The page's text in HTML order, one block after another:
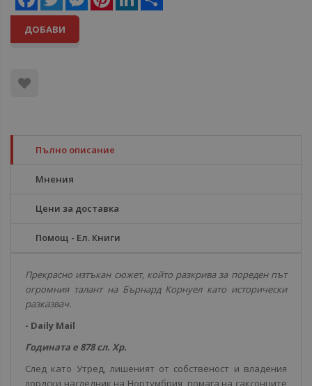
ДОБАВИ
Пълно описание
Мнения
Цени за доставка
Помощ - Ел. Книги
Прекрасно изтъкан сюжет, който разкрива за пореден път
огромния талант на Бърнард Корнуел като исторически
разказвач.
- Daily Mail
Годината е 878 сл. Хр.
След като Утред, лишеният от собственост и владения
лордски наследник на Нортумбрия, помага на саксонците